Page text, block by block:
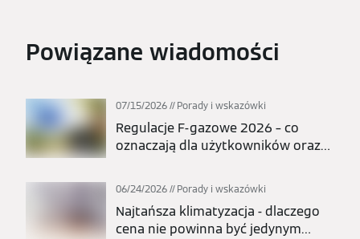
Powiązane wiadomości
07/15/2026 Porady i wskazówki
Regulacje F-gazowe 2026 – co
oznaczają dla użytkowników oraz
06/24/2026 Porady i wskazówki
Najtańsza klimatyzacja - dlaczego
cena nie powinna być jedynym